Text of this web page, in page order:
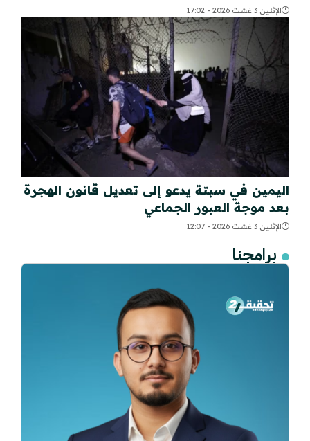
الإثنين 3 غشت 2026 - 17:02
اليمين في سبتة يدعو إلى تعديل قانون الهجرة
بعد موجة العبور الجماعي
الإثنين 3 غشت 2026 - 12:07
برامجنا